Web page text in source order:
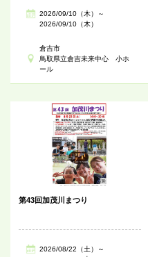
2026/09/10（木）～
2026/09/10（木）
倉吉市
鳥取県立倉吉未来中心 小ホ
ール
第43回加茂川まつり
2026/08/22（土）～